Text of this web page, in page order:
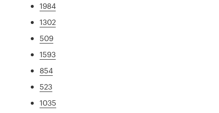
1984
1302
509
1593
854
523
1035